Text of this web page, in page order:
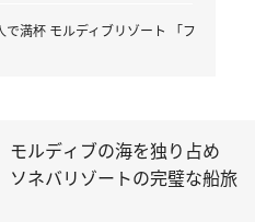
満杯 モルディブリゾート 「フ
モルディブの海を独り占め
ソネバリゾートの完璧な船旅